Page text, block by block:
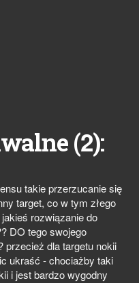
(2):
takie przerzucanie się
target, co w tym złego
rozwiązanie do
DO tego swojego
przecież dla targetu nokii
ukraść - chociażby taki
i jest bardzo wygodny